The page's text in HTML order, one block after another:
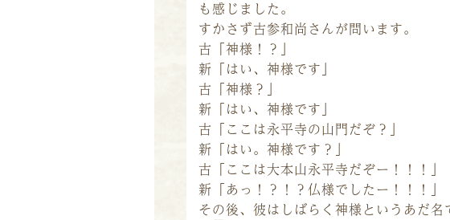
も感じました。
すかさず古参和尚さんが問います。
古「神様！？」
新「はい、神様です」
古「神様？」
新「はい、神様です」
古「ここは永平寺の山門だぞ？」
新「はい。神様です？」
古「ここは大本山永平寺だぞー！！！」
新「あっ！？！？仏様でしたー！！！」
その後、彼はしばらく神様というあだ